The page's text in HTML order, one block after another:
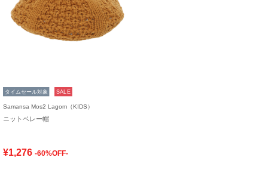
タイムセール対象 SALE
Samansa Mos2 Lagom（KIDS）
ニットベレー帽
¥1,276 -60%OFF-